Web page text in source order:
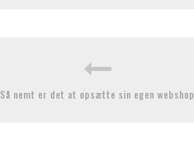
Så nemt er det at opsætte sin egen webshop